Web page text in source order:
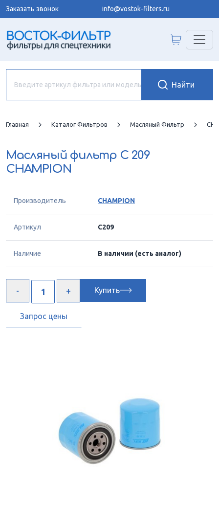
Заказать звонок info@vostok-filters.ru
Главная Каталог Фильтров Масляный Фильтр
Масляный фильтр C 209
CHAMPION
Производитель CHAMPION
Артикул C209
Наличие В наличии (есть аналог)
Купить
Запрос цены